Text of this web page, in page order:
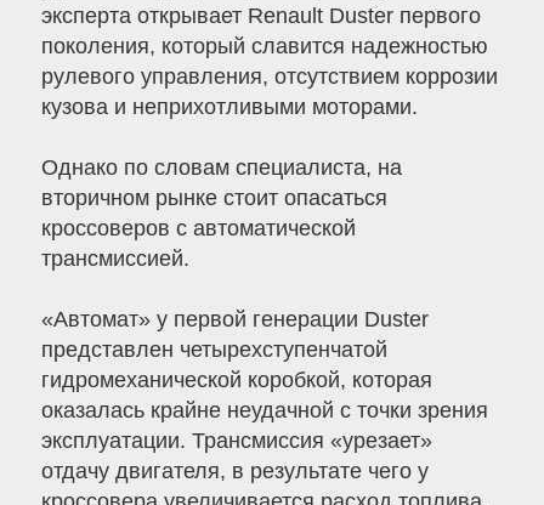
эксперта открывает Renault Duster первого
поколения, который славится надежностью
рулевого управления, отсутствием коррозии
кузова и неприхотливыми моторами.
Однако по словам специалиста, на
вторичном рынке стоит опасаться
кроссоверов с автоматической
трансмиссией.
«Автомат» у первой генерации Duster
представлен четырехступенчатой
гидромеханической коробкой, которая
оказалась крайне неудачной с точки зрения
эксплуатации. Трансмиссия «урезает»
отдачу двигателя, в результате чего у